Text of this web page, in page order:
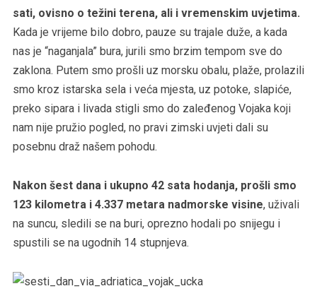
sati, ovisno o težini terena, ali i vremenskim uvjetima.
Kada je vrijeme bilo dobro, pauze su trajale duže, a kada
nas je “naganjala” bura, jurili smo brzim tempom sve do
zaklona. Putem smo prošli uz morsku obalu, plaže, prolazili
smo kroz istarska sela i veća mjesta, uz potoke, slapiće,
preko sipara i livada stigli smo do zaleđenog Vojaka koji
nam nije pružio pogled, no pravi zimski uvjeti dali su
posebnu draž našem pohodu.
Nakon šest dana i ukupno 42 sata hodanja, prošli smo
123 kilometra i 4.337 metara nadmorske visine, uživali
na suncu, sledili se na buri, oprezno hodali po snijegu i
spustili se na ugodnih 14 stupnjeva.